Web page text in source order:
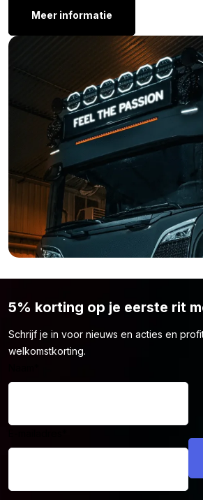
vrachtwagen of trailer? Maar is het Strands
achteruitrijlicht met HELDER gekleurde
zoekt? Weet dan dat het LEDON
in andere kleuren. Bekijk hieronder een
Strands IZE LED 3 in 1 achterlicht
Strands IZE LED flitser – helder
Ben je na het lezen van alle specificaties
overtuigd dat het Strands IZE LED
gekleurde lens is waar je naar zoekt?
kleur, vorm of lengte niet naar wens is?
complete aanbod van het merkStrands.
Meer informatie
5% korting op je eerste rit
Schrijf je in voor nieuws en acties en
welkomstkorting.